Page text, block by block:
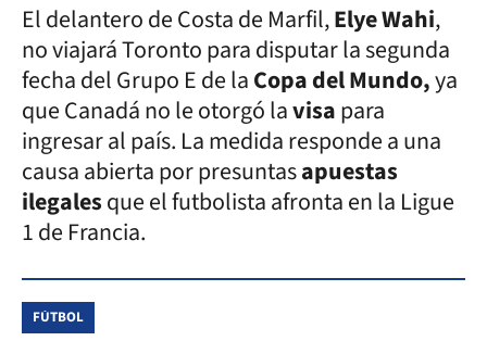
El delantero de Costa de Marfil,Elye Wahi,
no viajará Toronto para disputar la segunda
fecha del Grupo E de laCopa del Mundo,ya
que Canadá no le otorgó lavisapara
ingresar al país. La medida responde a una
causa abierta por presuntasapuestas
ilegalesque el futbolista afronta en la Ligue
1 de Francia.
FÚTBOL